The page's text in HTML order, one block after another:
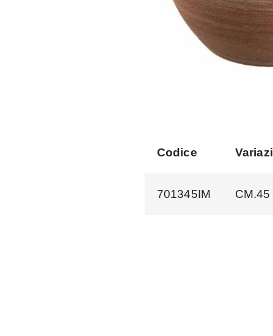
Codice
701345IM CM.45